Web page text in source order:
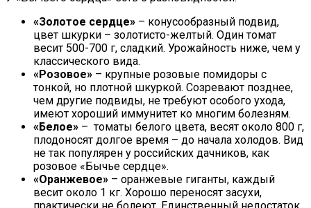
«Золотое сердце» – конусообразный подвид,
цвет шкурки – золотисто-желтый. Один томат
весит 500-700 г, сладкий. Урожайность ниже, чем у
классического вида.
«Розовое» – крупные розовые помидоры с
тонкой, но плотной шкуркой. Созревают позднее,
чем другие подвиды, не требуют особого ухода,
имеют хороший иммунитет ко многим болезням.
«Белое» – томаты белого цвета, весят около 800 г,
плодоносят долгое время – до начала холодов. Вид
не так популярен у российских дачников, как
розовое «Бычье сердце».
«Оранжевое» – оранжевые гиганты, каждый
весит около 1 кг. Хорошо переносят засухи,